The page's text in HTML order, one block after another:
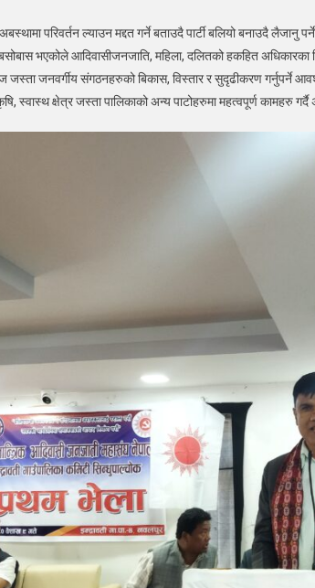
परिवर्तन ल्याउन मद्दत गर्ने बताउदै पार्टी बलियो बनाउदै
भएकोले आदिवासीजनजाति, महिला, दलितको हकहित
जस्ता जनवर्गीय संगठनहरुको बिकास, विस्तार र सुदृढीकरण गर्नुपर्ने
स्वास्थ क्षेत्र जस्ता पालिकाको अन्य पाटोहरुमा महत्वपूर्ण कामहरु